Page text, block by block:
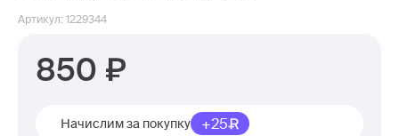
Артикул: 1229344
850
Начислим за покупку +25